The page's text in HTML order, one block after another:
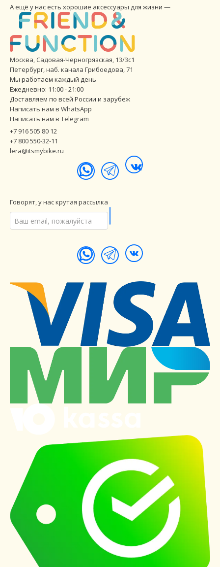
А ещё у нас есть хорошие аксессуары для жизни —
Москва, Садовая-Черногрязская, 13/3с1
Петербург,наб. канала Грибоедова, 71
Мы работаем каждый день
Ежедневно: 11:00 - 21:00
Доставляем по всей России и зарубеж
Написать нам в WhatsApp
Написать нам в Telegram
+7 916 505 80 12
+7 800 550-32-11
lera@itsmybike.ru
Говорят, у нас крутая рассылка